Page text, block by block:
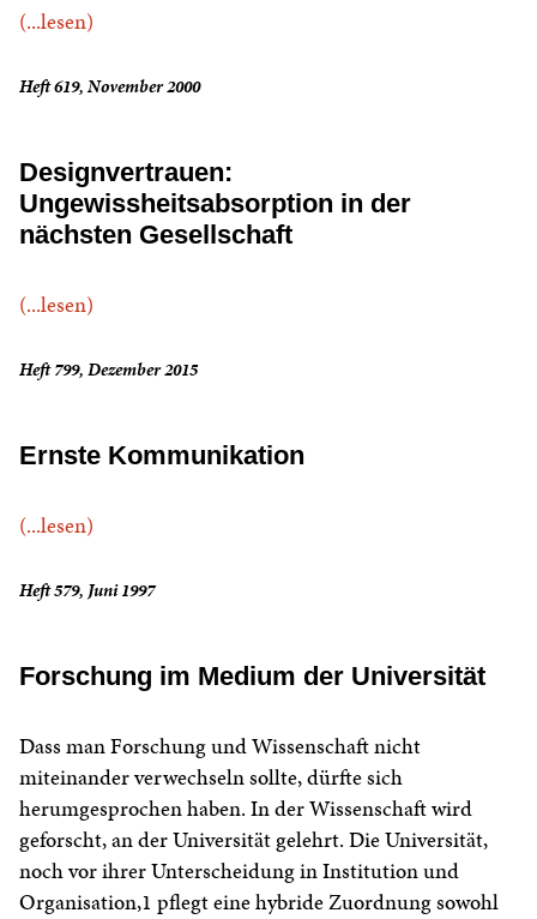
(...lesen)
Heft 619, November 2000
Designvertrauen:
Ungewissheitsabsorption in der
nächsten Gesellschaft
(...lesen)
Heft 799, Dezember 2015
Ernste Kommunikation
(...lesen)
Heft 579, Juni 1997
Forschung im Medium der Universität
Dass man Forschung und Wissenschaft nicht
miteinander verwechseln sollte, dürfte sich
herumgesprochen haben. In der Wissenschaft wird
geforscht, an der Universität gelehrt. Die Universität,
noch vor ihrer Unterscheidung in Institution und
Organisation,1 pflegt eine hybride Zuordnung sowohl